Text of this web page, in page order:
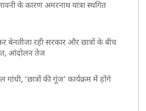
के कारण अमरनाथ यात्रा स्थगित
बेनतीजा रही सरकार और छात्रों के बीच
आंदोलन तेज
गांधी, ‘छात्रों की गूंज’ कार्यक्रम में होंगे